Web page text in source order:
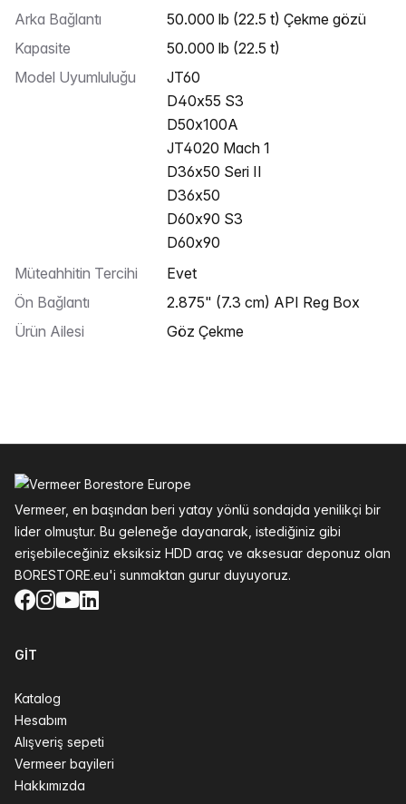
Arka Bağlantı
50.000 lb (22.5 t) Çekme gözü
Kapasite
50.000 lb (22.5 t)
Model Uyumluluğu
JT60
D40x55 S3
D50x100A
JT4020 Mach 1
D36x50 Seri II
D36x50
D60x90 S3
D60x90
Müteahhitin Tercihi
Evet
Ön Bağlantı
2.875" (7.3 cm) API Reg Box
Ürün Ailesi
Göz Çekme
Vermeer, en başından beri yatay yönlü sondajda yenilikçi bir
lider olmuştur. Bu geleneğe dayanarak, istediğiniz gibi
erişebileceğiniz eksiksiz HDD araç ve aksesuar deponuz olan
BORESTORE.eu'i sunmaktan gurur duyuyoruz.
Facebook
Instagram
YouTube
LinkedIn
GIT
Katalog
Hesabım
Alışveriş sepeti
Vermeer bayileri
Hakkımızda